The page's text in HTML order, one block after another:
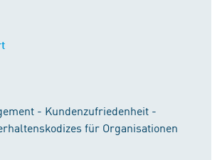
- Kundenzufriedenheit -
für Organisationen